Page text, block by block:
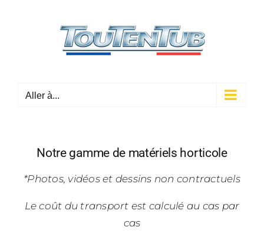
Aller à...
Notre gamme de matériels horticole
*Photos, vidéos et dessins non contractuels
Le coût du transport est calculé au cas par
cas